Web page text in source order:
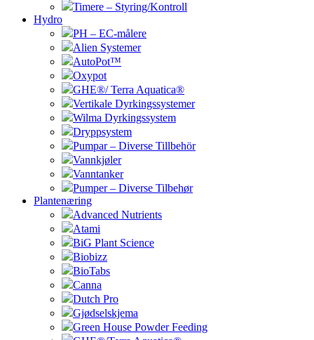
Timere – Styring/Kontroll
Hydro
PH – EC-målere
Alien Systemer
AutoPot™
Oxypot
GHE®/ Terra Aquatica®
Vertikale Dyrkingssystemer
Wilma Dyrkingssystem
Dryppsystem
Pumpar – Diverse Tillbehör
Vannkjøler
Vanntanker
Pumper – Diverse Tilbehør
Plantenæring
Advanced Nutrients
Atami
BiG Plant Science
Biobizz
BioTabs
Canna
Dutch Pro
Gjødselskjema
Green House Powder Feeding